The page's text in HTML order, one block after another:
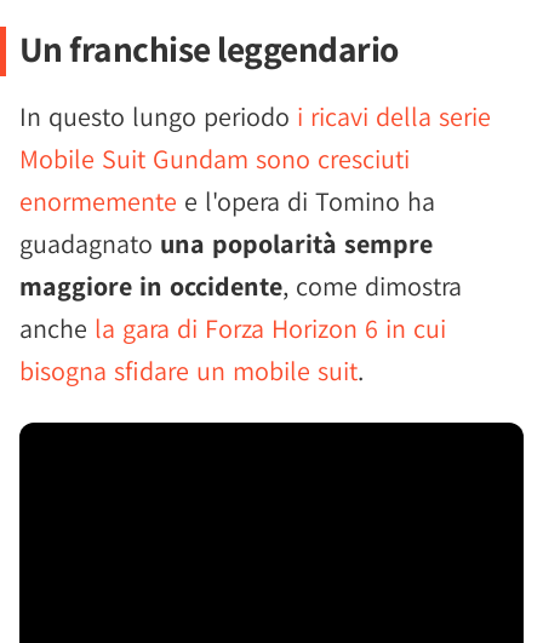
Un franchise leggendario
In questo lungo periodo i ricavi della serie
Mobile Suit Gundam sono cresciuti
enormemente e l'opera di Tomino ha
guadagnato una popolarità sempre
maggiore in occidente, come dimostra
anche la gara di Forza Horizon 6 in cui
bisogna sfidare un mobile suit.